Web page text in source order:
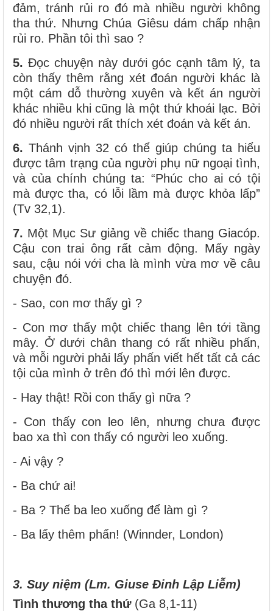
đảm, tránh rủi ro đó mà nhiều người không
tha thứ. Nhưng Chúa Giêsu dám chấp nhận
rủi ro. Phần tôi thì sao ?
5. Đọc chuyện này dưới góc cạnh tâm lý, ta
còn thấy thêm rằng xét đoán người khác là
một cám dỗ thường xuyên và kết án người
khác nhiều khi cũng là một thứ khoái lạc. Bởi
đó nhiều người rất thích xét đoán và kết án.
6. Thánh vịnh 32 có thể giúp chúng ta hiểu
được tâm trạng của người phụ nữ ngoại tình,
và của chính chúng ta: “Phúc cho ai có tội
mà được tha, có lỗi lầm mà được khỏa lấp”
(Tv 32,1).
7. Một Mục Sư giảng về chiếc thang Giacóp.
Cậu con trai ông rất cảm động. Mấy ngày
sau, cậu nói với cha là mình vừa mơ về câu
chuyện đó.
- Sao, con mơ thấy gì ?
- Con mơ thấy một chiếc thang lên tới tầng
mây. Ở dưới chân thang có rất nhiều phấn,
và mỗi người phải lấy phấn viết hết tất cả các
tội của mình ở trên đó thì mới lên được.
- Hay thật! Rồi con thấy gì nữa ?
- Con thấy con leo lên, nhưng chưa được
bao xa thì con thấy có người leo xuống.
- Ai vậy ?
- Ba chứ ai!
- Ba ? Thế ba leo xuống để làm gì ?
- Ba lấy thêm phấn! (Winnder, London)
3. Suy niệm (Lm. Giuse Đinh Lập Liễm)
Tình thương tha thứ (Ga 8,1-11)